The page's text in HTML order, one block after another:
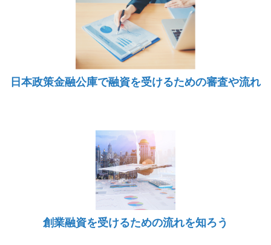
日本政策金融公庫で融資を受けるための審査や流れ
創業融資を受けるための流れを知ろう